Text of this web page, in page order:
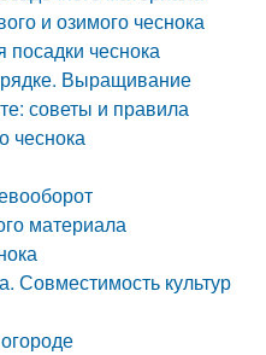
и озимого чеснока
посадки чеснока
Выращивание
советы и правила
чеснока
материала
Совместимость культур